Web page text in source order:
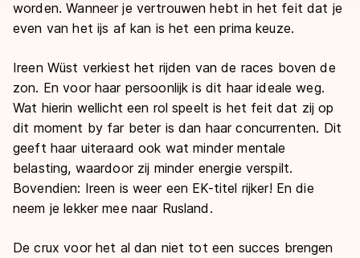
worden. Wanneer je vertrouwen hebt in het feit dat je
even van het ijs af kan is het een prima keuze.
Ireen Wüst verkiest het rijden van de races boven de
zon. En voor haar persoonlijk is dit haar ideale weg.
Wat hierin wellicht een rol speelt is het feit dat zij op
dit moment by farbeter is dan haar concurrenten. Dit
geeft haar uiteraard ook wat minder mentale
belasting, waardoor zij minder energie verspilt.
Bovendien: Ireen is weer een EK-titel rijker! En die
neem je lekker mee naar Rusland.
De crux voor het al dan niet tot een succes brengen